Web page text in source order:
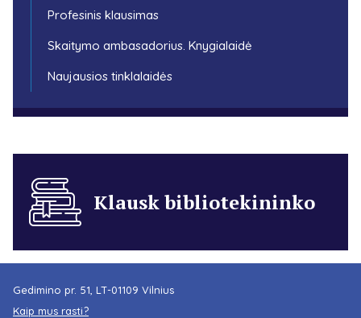
Profesinis klausimas
Skaitymo ambasadorius. Knygialaidė
Naujausios tinklalaidės
Klausk bibliotekininko
Gedimino pr. 51, LT-01109 Vilnius
Kaip mus rasti?